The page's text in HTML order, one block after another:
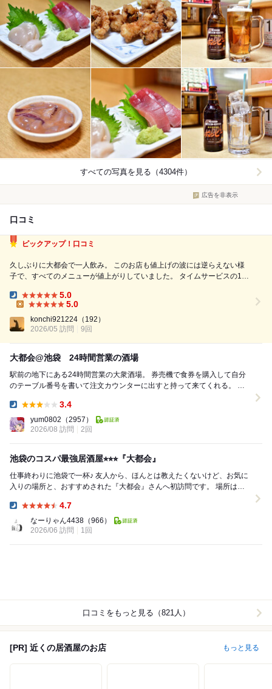
すべての写真を見る（4304件）
広告を非表示
口コミ
ピックアップ！口コミ
久しぶりに大都会で一人飲み。 このお店も値上げの波には逆らえない様
子で、すべてのメニューが値上がりしていました。 タイムサービスの100
た。 それでも十分安いのですが。 今回はチューハイ2杯ともつ煮込みで
850円。 ...
Dinner:
5.0
5.0
konchi921224 （192）
2026/05 訪問
9回
大都会@池袋 24時間営業の酒場
駅前の地下にある24時間営業の大衆酒場。 券売機で食券を購入して自分
のテーブル番号を書いて注文カウンターに出すと持って来てくれる。 緑
3.4
yum0802 （2957）
2026/08 訪問
2回
池袋のコスパ最強居酒屋⭐︎⭐︎⭐︎『大都会』
仕事終わりに池袋で一杯♪ 友人から、ほんとは教えたくないけど、お気に
入りの場所と、おすすめされた『大都会』さんへ初訪問です。 場所は池
4.7
なーりゃん4438 （966）
2026/06 訪問
1回
口コミをもっと見る（821人）
[PR] 近くの居酒屋のお店 もっと見る